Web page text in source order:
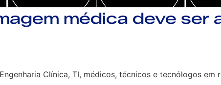
médica deve ser
Clínica, TI, médicos, técnicos e tecnólogos